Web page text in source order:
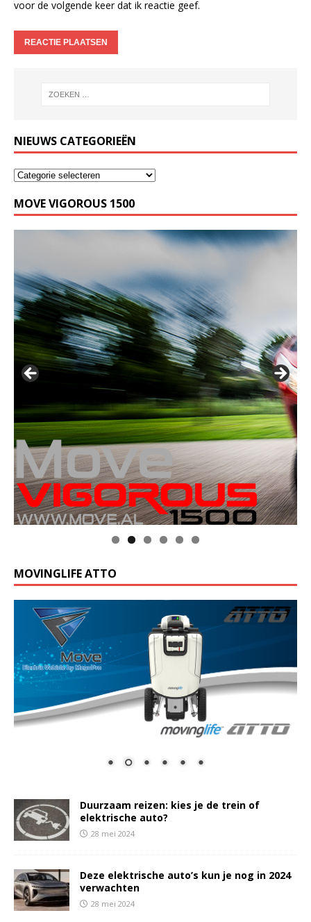
voor de volgende keer dat ik reactie geef.
NIEUWS CATEGORIEËN
MOVE VIGOROUS 1500
MOVINGLIFE ATTO
Duurzaam reizen: kies je de trein of
elektrische auto?
28 mei 2024
Deze elektrische auto’s kun je nog in 2024
verwachten
28 mei 2024